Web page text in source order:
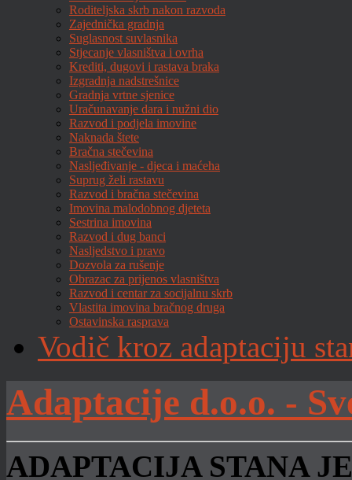
Roditeljska skrb nakon razvoda
Zajednička gradnja
Suglasnost suvlasnika
Stjecanje vlasništva i ovrha
Krediti, dugovi i rastava braka
Izgradnja nadstrešnice
Gradnja vrtne sjenice
Uračunavanje dara i nužni dio
Razvod i podjela imovine
Naknada štete
Bračna stečevina
Nasljeđivanje - djeca i maćeha
Suprug želi rastavu
Razvod i bračna stečevina
Imovina malodobnog djeteta
Sestrina imovina
Razvod i dug banci
Nasljedstvo i pravo
Dozvola za rušenje
Obrazac za prijenos vlasništva
Razvod i centar za socijalnu skrb
Vlastita imovina bračnog druga
Ostavinska rasprava
Vodič kroz adaptaciju
Adaptacije d.o.o. -
ADAPTACIJA STANA